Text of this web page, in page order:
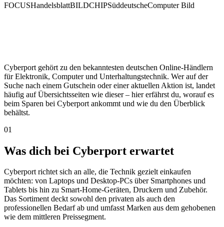
FOCUSHandelsblattBILDCHIPSüddeutscheComputer Bild
Cyberport gehört zu den bekanntesten deutschen Online-Händlern
für Elektronik, Computer und Unterhaltungstechnik. Wer auf der
Suche nach einem Gutschein oder einer aktuellen Aktion ist, landet
häufig auf Übersichtsseiten wie dieser – hier erfährst du, worauf es
beim Sparen bei Cyberport ankommt und wie du den Überblick
behältst.
01
Was dich bei Cyberport erwartet
Cyberport richtet sich an alle, die Technik gezielt einkaufen
möchten: von Laptops und Desktop-PCs über Smartphones und
Tablets bis hin zu Smart-Home-Geräten, Druckern und Zubehör.
Das Sortiment deckt sowohl den privaten als auch den
professionellen Bedarf ab und umfasst Marken aus dem gehobenen
wie dem mittleren Preissegment.